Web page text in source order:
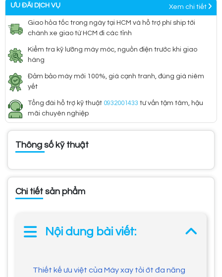
ƯU ĐÃI DỊCH VỤ Xem chi tiết
Giao hỏa tốc trong ngày tại HCM và hỗ trợ phí ship tới
chành xe giao từ HCM đi các tỉnh
Kiểm tra kỹ lưỡng máy móc, nguồn điện trước khi giao
hàng
Đảm bảo máy mới 100%, giá cạnh tranh, đúng giá niêm
yết
Tổng đài hỗ trợ kỹ thuật 0932001433 tư vấn tậm tâm, hậu
mãi chuyên nghiệp
Thông số kỹ thuật
Chi tiết sản phẩm
Nội dung bài viết:
Thiết kế ưu việt của Máy xay tỏi ớt đa năng